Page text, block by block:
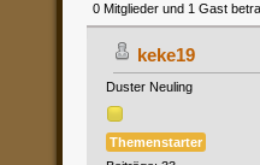
0 Mitglieder und 1 Gast
keke19
Duster Neuling
Themenstarter